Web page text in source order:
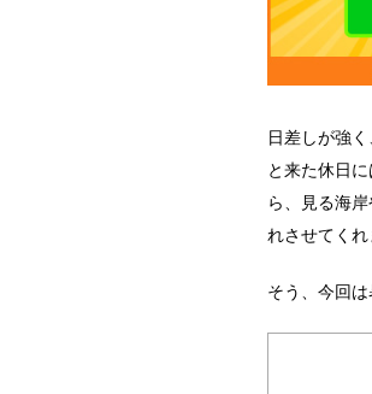
日差しが強
と来た休日
ら、見る海
れさせてくれ
そう、今回